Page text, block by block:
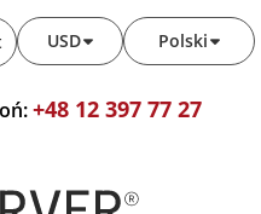
Polski
USD
+48 12 397 77 27